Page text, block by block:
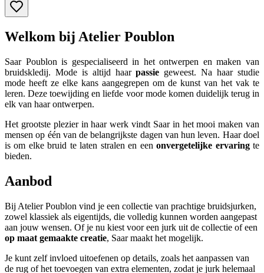
Welkom bij Atelier Poublon
Saar Poublon is gespecialiseerd in het ontwerpen en maken van
bruidskledij. Mode is altijd haarpassie geweest. Na haar studie
mode heeft ze elke kans aangegrepen om de kunst van het vak te
leren. Deze toewijding en liefde voor mode komen duidelijk terug in
elk van haar ontwerpen.
Het grootste plezier in haar werk vindt Saar in het mooi maken van
mensen op één van de belangrijkste dagen van hun leven. Haar doel
is om elke bruid te laten stralen en eenonvergetelijke ervaringte
bieden.
Aanbod
Bij Atelier Poublon vind je een collectie van prachtige bruidsjurken,
zowel klassiek als eigentijds, die volledig kunnen worden aangepast
aan jouw wensen. Of je nu kiest voor een jurk uit de collectie of een
op maat gemaakte creatie, Saar maakt het mogelijk.
Je kunt zelf invloed uitoefenen op details, zoals het aanpassen van
de rug of het toevoegen van extra elementen, zodat je jurk helemaal